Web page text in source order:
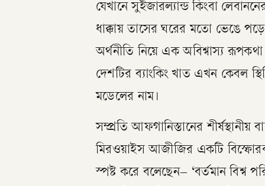
যেখানে সুইজারল্যান্ড কিংবা
ধাক্কায় তাসের ঘরের মতো ভেঙে
অর্থনীতি নিয়ে এক অবিশ্বাস্য
দেশটির ব্যাংকিং খাত এখন কেবল
মডেলের নাম।
সম্প্রতি আফগানিস্তানের শীর্ষস্থানীয়
মিরওয়াইস আজীজির একটি বিস্ফোরক
স্পষ্ট করে বলেছেন– ‘বর্তমান বিশ্ব